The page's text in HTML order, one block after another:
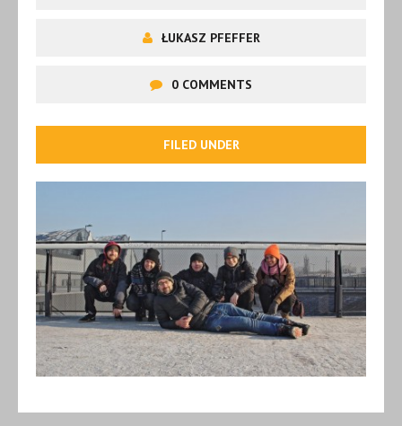
ŁUKASZ PFEFFER
0 COMMENTS
FILED UNDER